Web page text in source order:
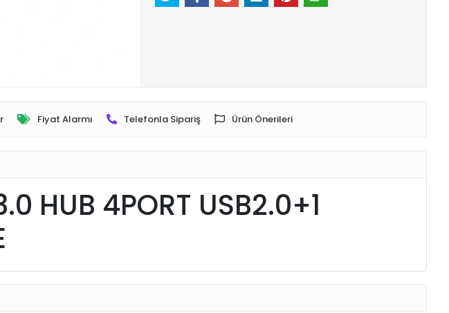
Fiyat Alarmı Telefonla Sipariş Ürün Önerileri
HUB 4PORT USB2.0+1